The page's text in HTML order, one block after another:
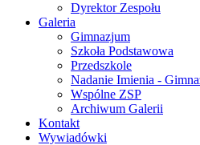
Dyrektor Zespołu
Galeria
Gimnazjum
Szkoła Podstawowa
Przedszkole
Nadanie Imienia -
Wspólne ZSP
Archiwum Galerii
Kontakt
Wywiadówki